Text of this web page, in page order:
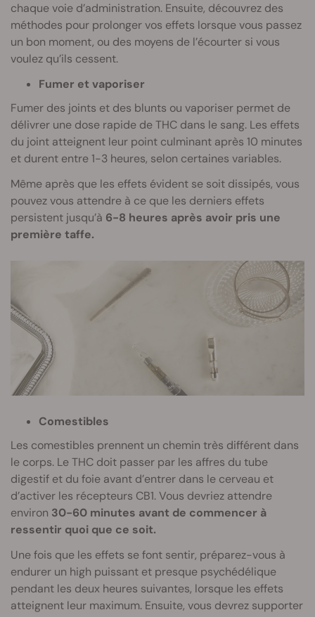
chaque voie d’administration. Ensuite, découvrez des
méthodes pour prolonger vos effets lorsque vous passez
un bon moment, ou des moyens de l’écourter si vous
voulez qu’ils cessent.
Fumer et vaporiser
Fumer des joints et des blunts ou vaporiser permet de
délivrer une dose rapide de THC dans le sang. Les effets
du joint atteignent leur point culminant après 10 minutes
et durent entre 1-3 heures, selon certaines variables.
Même après que les effets évident se soit dissipés, vous
pouvez vous attendre à ce que les derniers effets
persistent jusqu’à 6-8 heures après avoir pris une
première taffe.
Comestibles
Les comestibles prennent un chemin très différent dans
le corps. Le THC doit passer par les affres du tube
digestif et du foie avant d’entrer dans le cerveau et
d’activer les récepteurs CB1. Vous devriez attendre
environ 30-60 minutes avant de commencer à
ressentir quoi que ce soit.
Une fois que les effets se font sentir, préparez-vous à
endurer un high puissant et presque psychédélique
pendant les deux heures suivantes, lorsque les effets
atteignent leur maximum. Ensuite, vous devrez supporter